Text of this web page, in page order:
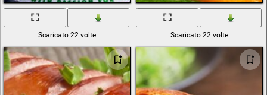
Scaricato 22 volte Scaricato 22 volte